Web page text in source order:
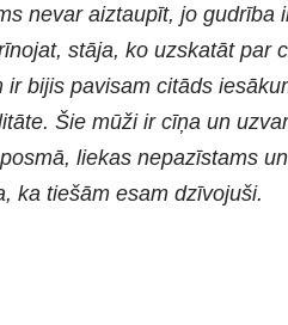
nevar aiztaupīt, jo gudrība
stāja, ko uzskatāt par
bijis pavisam citāds
Šie mūži ir cīņa un
liekas nepazīstams
ka tiešām esam dzīvojuši.